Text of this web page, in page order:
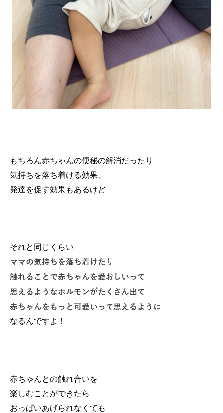
もちろん赤ちゃんの便秘の解消だったり
気持ちを落ち着ける効果、
発達を促す効果もあるけど
それと同じくらい
ママの気持ちを落ち着けたり
触れることで赤ちゃんを愛おしいって
思えるようなホルモンがたくさん出て
赤ちゃんをもっと可愛いって思えるように
なるんですよ！
赤ちゃんとの触れ合いを
楽しむことができたら
おっぱいあげられなくても